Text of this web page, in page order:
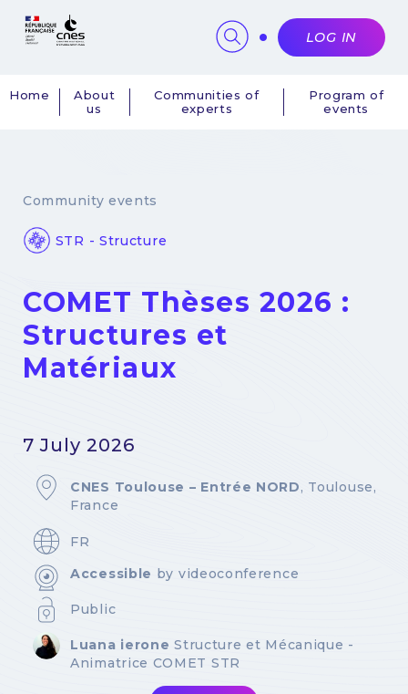
Navigation
Home
About
us
Communities of
experts
Program of
events
LOG IN
Community events
STR - Structure
COMET Thèses 2026 :
Structures et
Matériaux
7 July 2026
CNES Toulouse – Entrée NORD, Toulouse,
France
FR
Accessible by videoconference
Public
Luana ierone Structure et Mécanique -
Animatrice COMET STR